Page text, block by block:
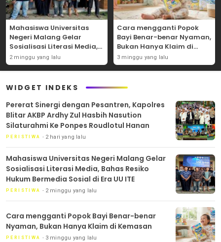
Mahasiswa Universitas
Negeri Malang Gelar
Sosialisasi Literasi Media,
Bahas Resiko Hukum
Bermedia Sosial di Era UU
2 minggu yang lalu
Cara mengganti Popok
Bayi Benar-benar Nyaman,
Bukan Hanya Klaim di
Kemasan
3 minggu yang lalu
WIDGET INDEKS
Pererat Sinergi dengan Pesantren, Kapolres
Blitar AKBP Ardhy Zul Hasbih Nasution
Silaturahmi Ke Ponpes Roudlotul Hanan
PERISTIWA 2 hari yang lalu
Mahasiswa Universitas Negeri Malang Gelar
Sosialisasi Literasi Media, Bahas Resiko
Hukum Bermedia Sosial di Era UU ITE
PERISTIWA 2 minggu yang lalu
Cara mengganti Popok Bayi Benar-benar
Nyaman, Bukan Hanya Klaim di Kemasan
PERISTIWA 3 minggu yang lalu